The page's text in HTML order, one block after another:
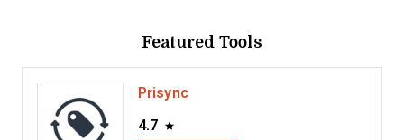
Featured Tools
Prisync
4.7